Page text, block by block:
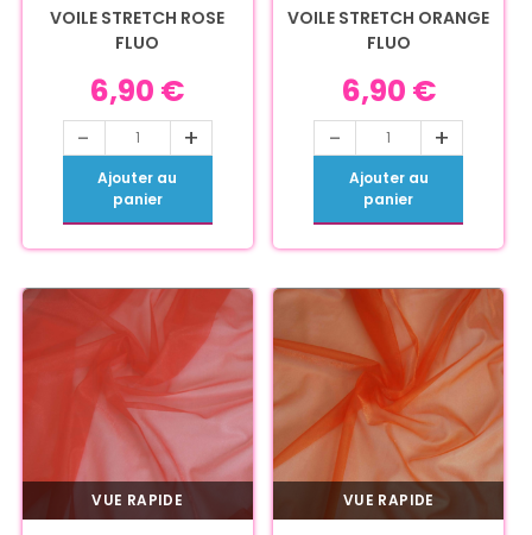
VOILE STRETCH ROSE
FLUO
6,90 €
- +
Ajouter au
panier
VOILE STRETCH ORANGE
FLUO
6,90 €
- +
Ajouter au
panier
VUE RAPIDE VUE RAPIDE